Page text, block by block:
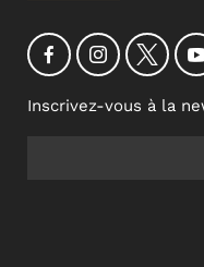
Inscrivez-vous à la